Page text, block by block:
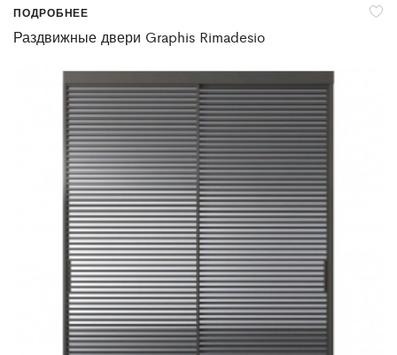
ПОДРОБНЕЕ
Раздвижные двери Graphis Rimadesio